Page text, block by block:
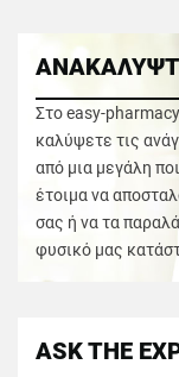
Στο easy-
καλύψετε τις
από μια μεγάλη
έτοιμα να
σας ή να τα
φυσικό μας
ASK THE